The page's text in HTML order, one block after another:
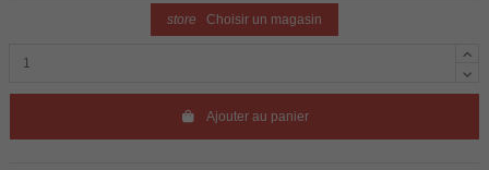
store Choisir un magasin
Ajouter au panier